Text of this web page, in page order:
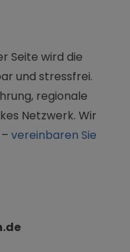
Seite wird die
und stressfrei.
regionale
Netzwerk. Wir
vereinbaren Sie